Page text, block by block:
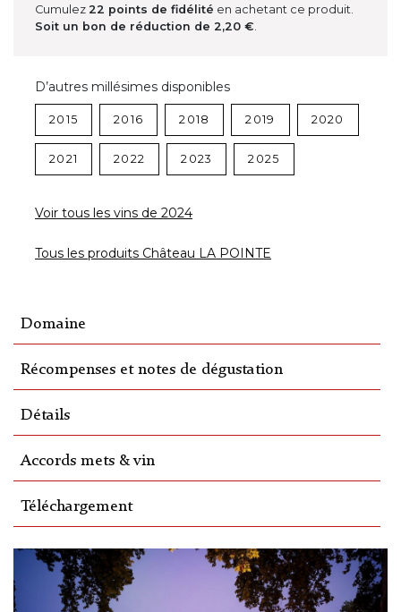
Cumulez 22 points de fidélité en achetant ce produit.
Soit un bon de réduction de 2,20 €.
D’autres millésimes disponibles
2015 2016 2018 2019 2020
2021 2022 2023 2025
Voir tous les vins de 2024
Tous les produits Château LA POINTE
Domaine
Récompenses et notes de dégustation
Détails
Accords mets & vin
Téléchargement